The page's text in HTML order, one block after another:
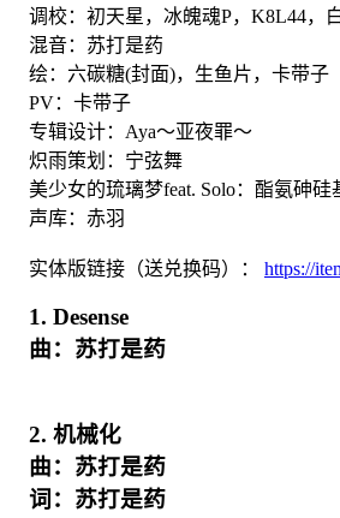
调校：初天星，冰魄魂P，K8L44，
混音：苏打是药
绘：六碳糖(封面)，生鱼片，卡带子
PV：卡带子
专辑设计：Aya～亚夜罪～
炽雨策划：宁弦舞
美少女的琉璃梦feat. Solo：酯氨砷硅
声库：赤羽
实体版链接（送兑换码）： https://
1. Desense
曲：苏打是药
2. 机械化
曲：苏打是药
词：苏打是药